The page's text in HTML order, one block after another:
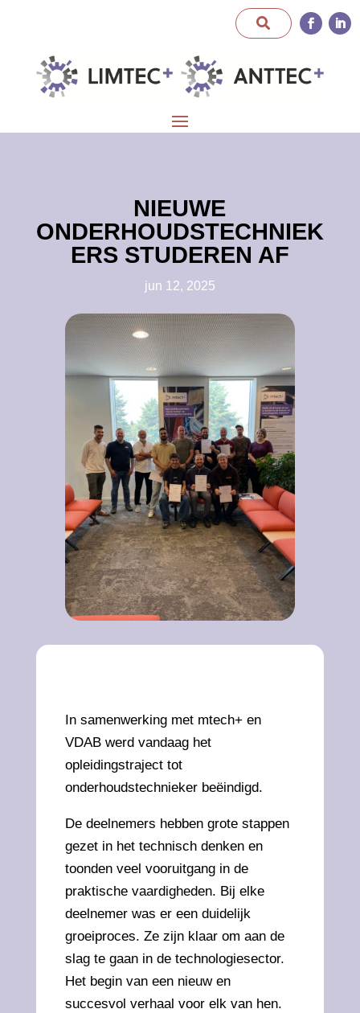
NIEUWE
ONDERHOUDSTECHNIEK
ERS STUDEREN AF
jun 12, 2025
In samenwerking met mtech+ en
VDAB werd vandaag het
opleidingstraject tot
onderhoudstechnieker beëindigd.
De deelnemers hebben grote stappen
gezet in het technisch denken en
toonden veel vooruitgang in de
praktische vaardigheden. Bij elke
deelnemer was er een duidelijk
groeiproces. Ze zijn klaar om aan de
slag te gaan in de technologiesector.
Het begin van een nieuw en
succesvol verhaal voor elk van hen.